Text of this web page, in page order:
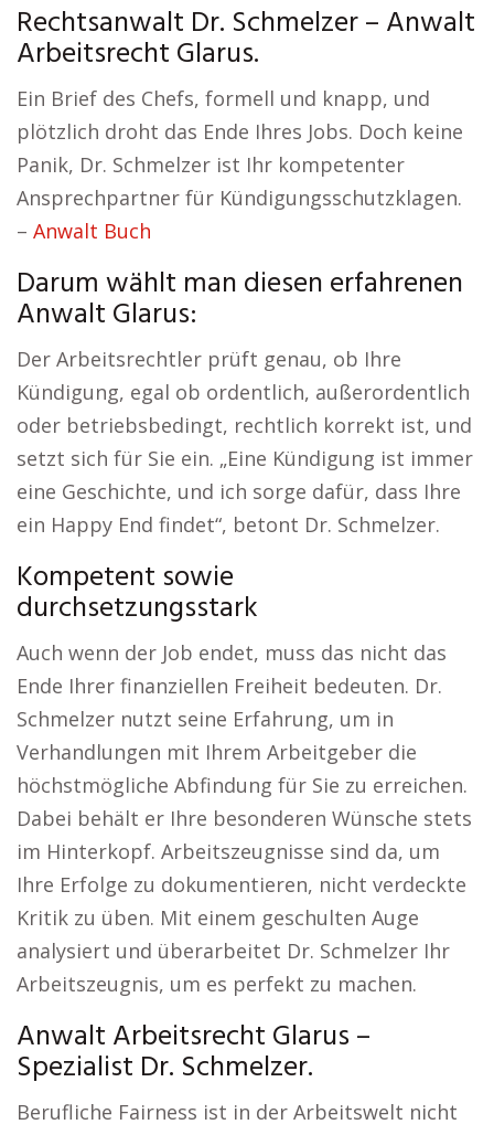
Rechtsanwalt Dr. Schmelzer – Anwalt
Arbeitsrecht Glarus.
Ein Brief des Chefs, formell und knapp, und
plötzlich droht das Ende Ihres Jobs. Doch keine
Panik, Dr. Schmelzer ist Ihr kompetenter
Ansprechpartner für Kündigungsschutzklagen.
– Anwalt Buch
Darum wählt man diesen erfahrenen
Anwalt Glarus:
Der Arbeitsrechtler prüft genau, ob Ihre
Kündigung, egal ob ordentlich, außerordentlich
oder betriebsbedingt, rechtlich korrekt ist, und
setzt sich für Sie ein. „Eine Kündigung ist immer
eine Geschichte, und ich sorge dafür, dass Ihre
ein Happy End findet“, betont Dr. Schmelzer.
Kompetent sowie
durchsetzungsstark
Auch wenn der Job endet, muss das nicht das
Ende Ihrer finanziellen Freiheit bedeuten. Dr.
Schmelzer nutzt seine Erfahrung, um in
Verhandlungen mit Ihrem Arbeitgeber die
höchstmögliche Abfindung für Sie zu erreichen.
Dabei behält er Ihre besonderen Wünsche stets
im Hinterkopf. Arbeitszeugnisse sind da, um
Ihre Erfolge zu dokumentieren, nicht verdeckte
Kritik zu üben. Mit einem geschulten Auge
analysiert und überarbeitet Dr. Schmelzer Ihr
Arbeitszeugnis, um es perfekt zu machen.
Anwalt Arbeitsrecht Glarus –
Spezialist Dr. Schmelzer.
Berufliche Fairness ist in der Arbeitswelt nicht